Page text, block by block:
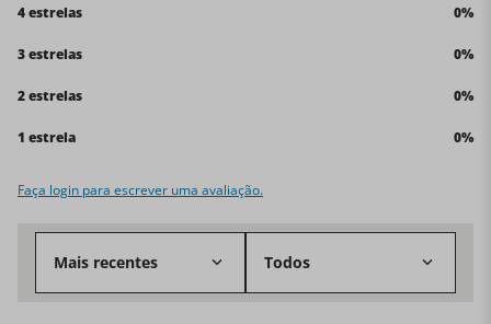
4 estrelas 0%
3 estrelas 0%
2 estrelas 0%
1 estrela 0%
Faça login para escrever uma avaliação.
Mais recentes Todos